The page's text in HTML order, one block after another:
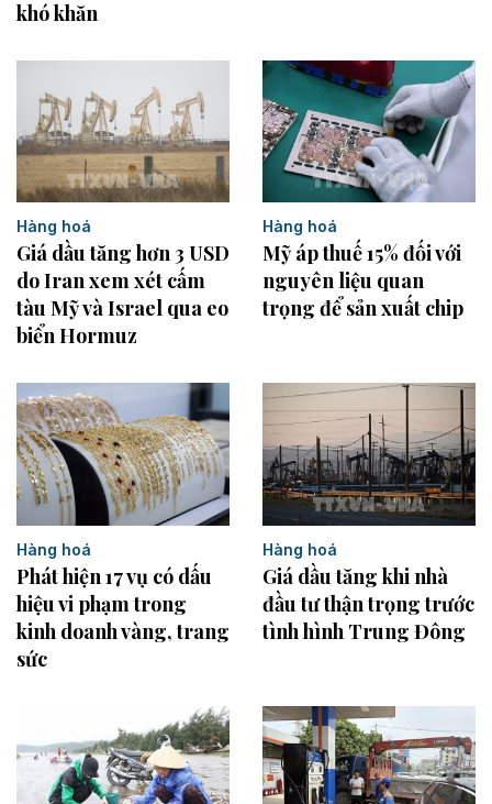
khó khăn
Hàng hoá
Giá dầu tăng hơn 3 USD
do Iran xem xét cấm
tàu Mỹ và Israel qua eo
biển Hormuz
Hàng hoá
Mỹ áp thuế 15% đối với
nguyên liệu quan
trọng để sản xuất chip
Hàng hoá
Phát hiện 17 vụ có dấu
hiệu vi phạm trong
kinh doanh vàng, trang
sức
Hàng hoá
Giá dầu tăng khi nhà
đầu tư thận trọng trước
tình hình Trung Đông